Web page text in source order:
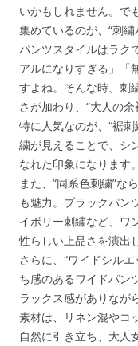
いかもしれません。で
集めているのが、“刺繍
パンツスタイルはラク
アルになりすぎる」「
すよね。そんな時、刺
さが加わり、“大人の
特に人気なのが、“裾
繍が見えることで、シ
なれた印象になります。
また、“同系色刺繍”な
も魅力。ブラックパン
イボリー刺繍など、ワ
性らしい上品さを演出
さらに、“ワイドシル
ち感のあるワイドパン
ラックス感がありなが
素材は、リネン混やコ
自然に引き立ち、大人